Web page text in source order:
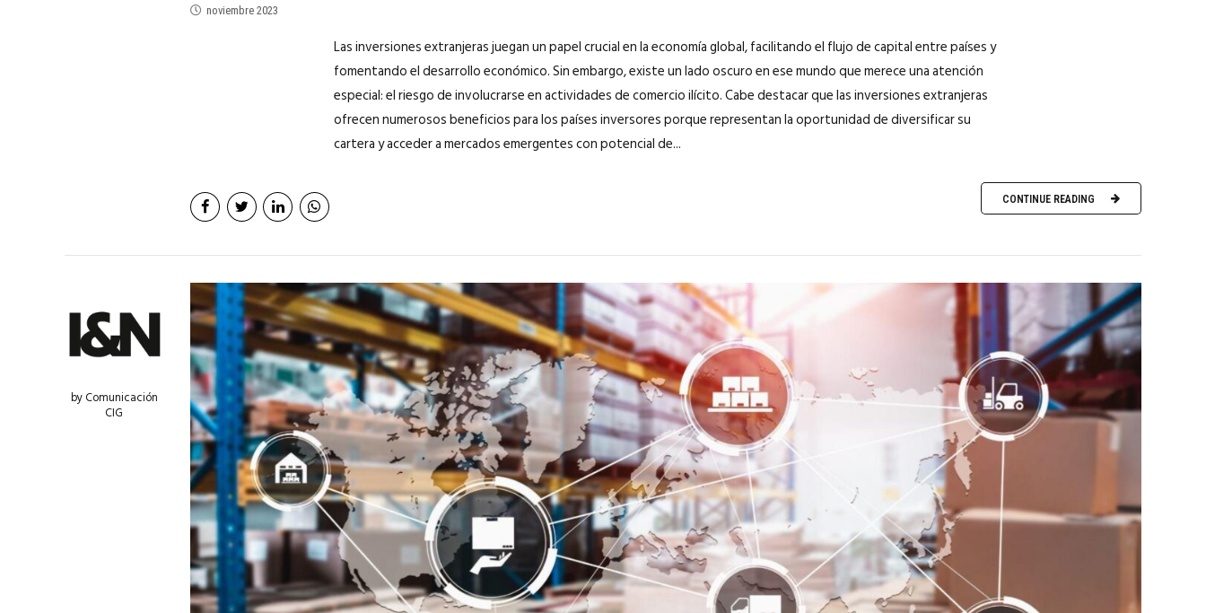
noviembre 2023
Las inversiones extranjeras juegan un papel crucial en la economía global, facilitando el flujo de capital entre países y
fomentando el desarrollo económico. Sin embargo, existe un lado oscuro en ese mundo que merece una atención
especial: el riesgo de involucrarse en actividades de comercio ilícito. Cabe destacar que las inversiones extranjeras
ofrecen numerosos beneficios para los países inversores porque representan la oportunidad de diversificar su
cartera y acceder a mercados emergentes con potencial de...
CONTINUE READING
by Comunicación
CIG